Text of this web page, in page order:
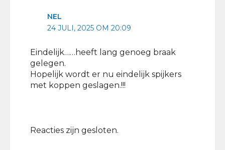
NEL
24 JULI, 2025 OM 20:09
Eindelijk……heeft lang genoeg braak
gelegen.
Hopelijk wordt er nu eindelijk spijkers
met koppen geslagen.!!!
Reacties zijn gesloten.